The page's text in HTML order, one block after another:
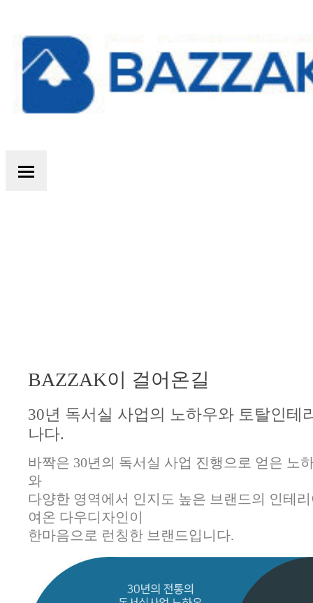
BAZZAK이 걸어온길
30년 독서실 사업의 노하우와 토탈인테
나다.
바짝은 30년의 독서실 사업 진행으로 얻은 노
와
다양한 영역에서 인지도 높은 브랜드의 인테
여온 다우디자인이
한마음으로 런칭한 브랜드입니다.